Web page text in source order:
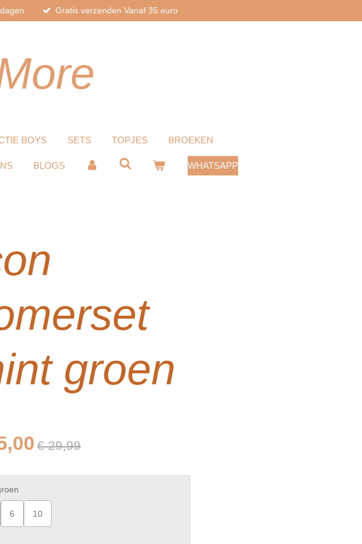
Gratis verzenden Vanaf 35 euro
BOYS SETS TOPJES BROEKEN
BLOGS WHATSAPP
groen
€ 29,99
6 10